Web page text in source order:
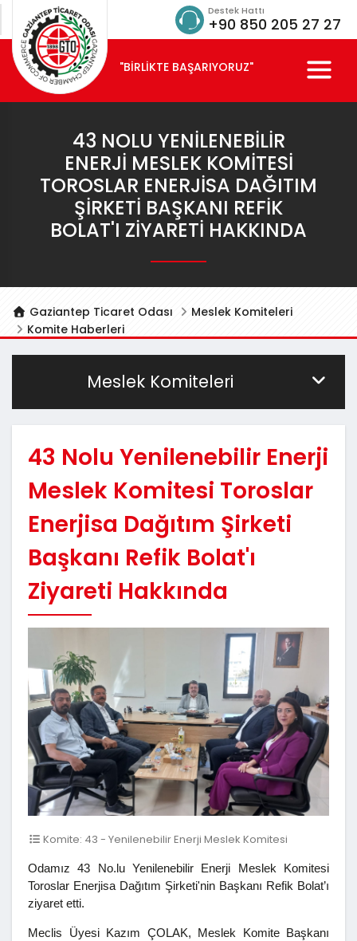
Destek Hattı
+90 850 205 27 27
"BİRLİKTE BAŞARIYORUZ"
43 NOLU YENILENEBILIR
ENERJI MESLEK KOMITESI
TOROSLAR ENERJISA DAĞITIM
ŞIRKETI BAŞKANI REFIK
BOLAT'I ZIYARETI HAKKINDA
Gaziantep Ticaret Odası
Meslek Komiteleri
Komite Haberleri
Meslek Komiteleri
43 Nolu Yenilenebilir Enerji
Meslek Komitesi Toroslar
Enerjisa Dağıtım Şirketi
Başkanı Refik Bolat'ı
Ziyareti Hakkında
Komite: 43 - Yenilenebilir Enerji Meslek Komitesi
Odamız 43 No.lu Yenilenebilir Enerji Meslek Komitesi
Toroslar Enerjisa Dağıtım Şirketi'nin Başkanı Refik Bolat’ı
ziyaret etti.
Meclis Üyesi Kazım ÇOLAK, Meslek Komite Başkanı